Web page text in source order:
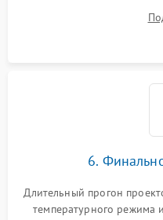
и устранения
шлейфов, установка
6.
Длительный прогон
температурного режима